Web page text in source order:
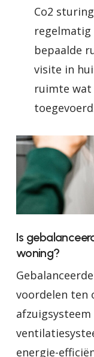
Co2
regelmatig
bepaalde
visite in
ruimte
Is
woning?
voordelen ten
energie-